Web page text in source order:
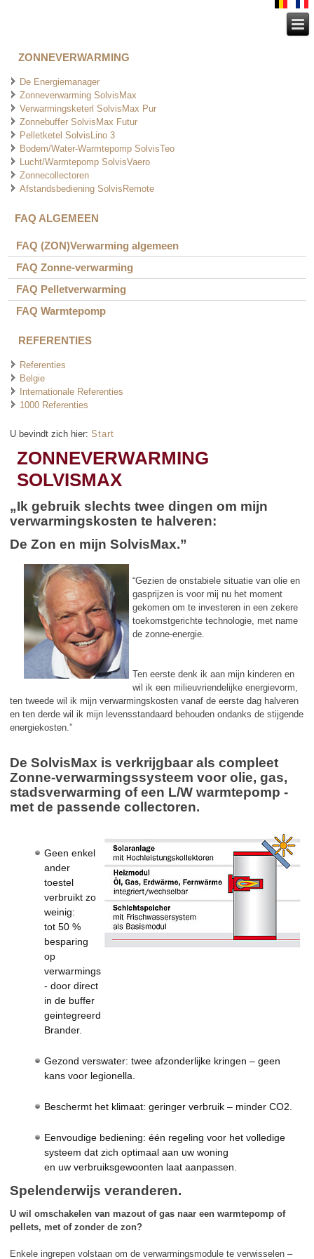
ZONNEVERWARMING
De Energiemanager
Zonneverwarming SolvisMax
Verwarmingsketerl SolvisMax Pur
Zonnebuffer SolvisMax Futur
Pelletketel SolvisLino 3
Bodem/Water-Warmtepomp SolvisTeo
Lucht/Warmtepomp SolvisVaero
Zonnecollectoren
Afstandsbediening SolvisRemote
FAQ ALGEMEEN
FAQ (ZON)Verwarming algemeen
FAQ Zonne-verwarming
FAQ Pelletverwarming
FAQ Warmtepomp
REFERENTIES
Referenties
Belgie
Internationale Referenties
1000 Referenties
U bevindt zich hier:Start
ZONNEVERWARMING
SOLVISMAX
„Ik gebruik slechts twee dingen om mijn
verwarmingskosten te halveren:
De Zon en mijn SolvisMax.”
“Gezien de onstabiele situatie van olie en
gasprijzen is voor mij nu het moment
gekomen om te investeren in een zekere
toekomstgerichte technologie, met name
de zonne-energie.
Ten eerste denk ik aan mijn kinderen en
wil ik een milieuvriendelijke energievorm,
ten tweede wil ik mijn verwarmingskosten vanaf de eerste dag halveren
en ten derde wil ik mijn levensstandaard behouden ondanks de stijgende
energiekosten.”
De SolvisMax is verkrijgbaar als compleet
Zonne-verwarmingssysteem voor olie, gas,
stadsverwarming of een L/W warmtepomp -
met de passende collectoren.
Geen enkel
ander
toestel
verbruikt zo
weinig:
tot 50 %
besparing
op
verwarmingskosten
- door direct
in de buffer
geintegreerde
Brander.
Gezond verswater: twee afzonderlijke kringen – geen
kans voor legionella.
Beschermt het klimaat: geringer verbruik – minder CO2.
Eenvoudige bediening: één regeling voor het volledige
systeem dat zich optimaal aan uw woning
en uw verbruiksgewoonten laat aanpassen.
Spelenderwijs veranderen.
U wil omschakelen van mazout of gas naar een warmtepomp of
pellets, met of zonder de zon?
Enkele ingrepen volstaan om de verwarmingsmodule te verwisselen –